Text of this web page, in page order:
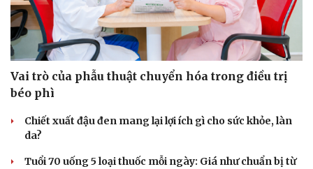
Vai trò của phẫu thuật chuyển hóa trong điều trị
béo phì
Chiết xuất đậu đen mang lại lợi ích gì cho sức khỏe, làn
da?
Tuổi 70 uống 5 loại thuốc mỗi ngày: Giá như chuẩn bị từ